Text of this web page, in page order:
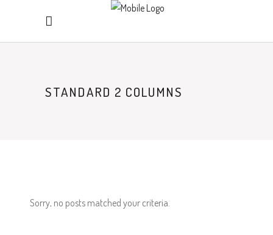
STANDARD 2 COLUMNS
Sorry, no posts matched your criteria.